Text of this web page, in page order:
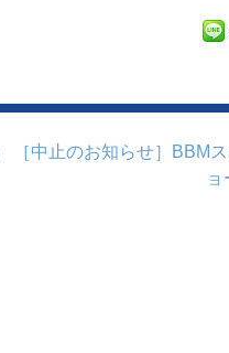
［中止のお知らせ］BBM